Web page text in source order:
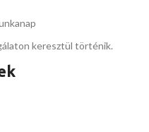
keresztül történik.